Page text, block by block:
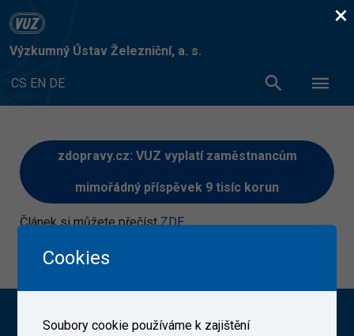
Výzkumný Ústav Železniční, a. s.
CS EN DE
zdopravy.cz: VUZ vyplatí zaměstnancům
mimořádný příspěvek 9 tisíc korun
Článek si můžete přečístZDE
Výzkumný Ústav Železniční, a. s. (VUZ)
×
Cookies
Soubory cookie používáme k zajištění